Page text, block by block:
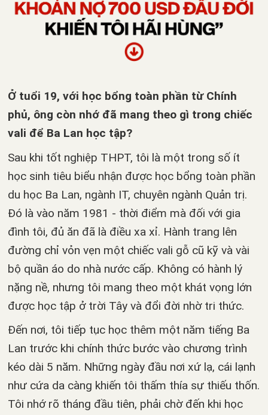
Ở tuổi 19, với học bổng toàn phần từ Chính
phủ, ông còn nhớ đã mang theo gì trong chiếc
vali để Ba Lan học tập?
Sau khi tốt nghiệp THPT, tôi là một trong số ít
học sinh tiêu biểu nhận được học bổng toàn phần
du học Ba Lan, ngành IT, chuyên ngành Quản trị.
Đó là vào năm 1981 - thời điểm mà đối với gia
đình tôi, đủ ăn đã là điều xa xỉ. Hành trang lên
đường chỉ vỏn vẹn một chiếc vali gỗ cũ kỹ và vài
bộ quần áo do nhà nước cấp. Không có hành lý
nặng nề, nhưng tôi mang theo một khát vọng lớn
được học tập ở trời Tây và đổi đời nhờ tri thức.
Đến nơi, tôi tiếp tục học thêm một năm tiếng Ba
Lan trước khi chính thức bước vào chương trình
kéo dài 5 năm. Những ngày đầu nơi xứ lạ, cái lạnh
như cứa da càng khiến tôi thấm thía sự thiếu thốn.
Tôi nhớ rõ tháng đầu tiên, phải chờ đến khi học